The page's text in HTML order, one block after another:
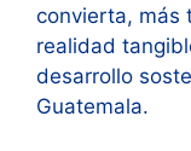
convierta, más
realidad
desarrollo
Guatemala.